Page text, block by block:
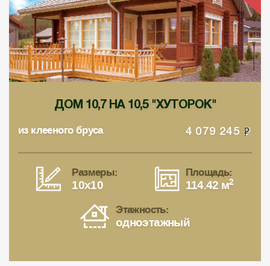
ДОМ 10,7 НА 10,5 "ХУТОРОК"
из клееного бруса 4 079 245
Размеры:
10x10
Площадь:
114.42 м2
Этажность:
одноэтажный